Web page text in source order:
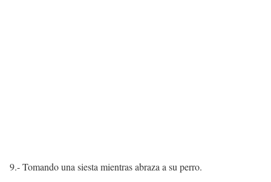
9.- Tomando una siesta mientras abraza a su perro.